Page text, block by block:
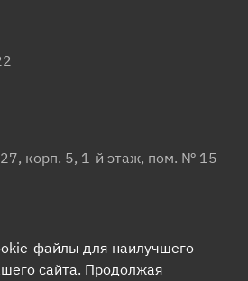
корп. 5, 1-й этаж, пом. № 15
файлы для наилучшего
сайта. Продолжая